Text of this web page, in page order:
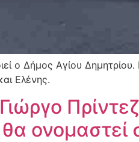
ο Δήμος Αγίου
Ελένης.
ονομαστεί